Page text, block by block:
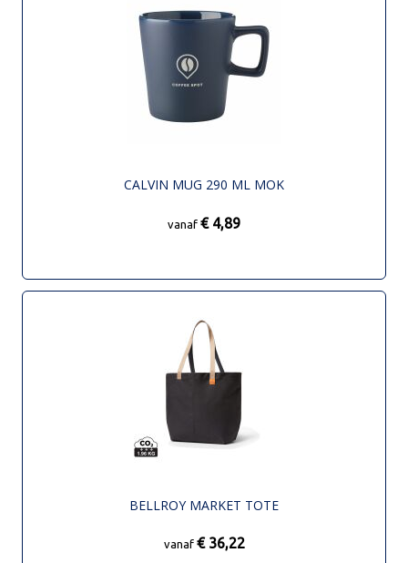
CALVIN MUG 290 ML MOK
vanaf € 4,89
BELLROY MARKET TOTE
vanaf € 36,22